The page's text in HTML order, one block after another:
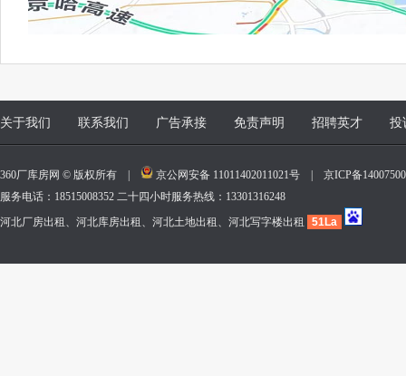
关于我们 联系我们 广告承接 免责声明 招聘英才 投
360厂库房网 © 版权所有 | 京公网安备 11011402011021号
京ICP备
服务电话：18515008352 二十四小时服务热线：13301316248
河北厂房出租、河北库房出租、河北土地出租、河北写字楼出租
51La